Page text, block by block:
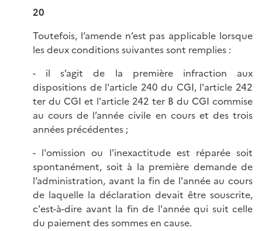
20
Toutefois, l’amende n’est pas applicable lorsque
les deux conditions suivantes sont remplies :
- il s’agit de la première infraction aux
dispositions de l'article 240 du CGI, l'article 242
ter du CGI et l'article 242 ter B du CGI commise
au cours de l’année civile en cours et des trois
années précédentes ;
- l'omission ou l'inexactitude est réparée soit
spontanément, soit à la première demande de
l’administration, avant la fin de l'année au cours
de laquelle la déclaration devait être souscrite,
c'est-à-dire avant la fin de l'année qui suit celle
du paiement des sommes en cause.